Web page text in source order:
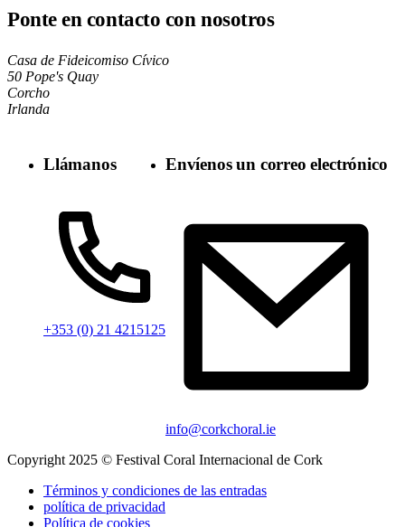
Ponte en contacto con nosotros
Casa de Fideicomiso Cívico
50 Pope's Quay
Corcho
Irlanda
Llámanos
+353 (0) 21 4215125
Envíenos un correo electrónico
info@corkchoral.ie
Copyright 2025 © Festival Coral Internacional de Cork
Términos y condiciones de las entradas
política de privacidad
Política de cookies